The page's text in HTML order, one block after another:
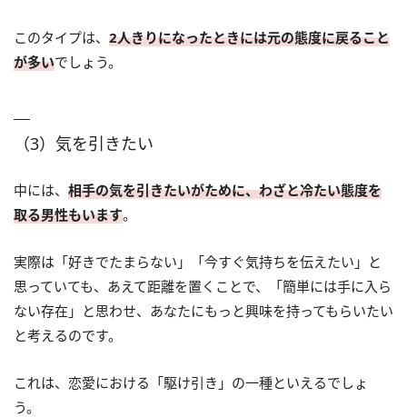
このタイプは、 2人きりになったときには元の態度に戻ること
が多いでしょう。
（3）気を引きたい
中には、 相手の気を引きたいがために、わざと冷たい態度を
取る男性もいます。
実際は「好きでたまらない」「今すぐ気持ちを伝えたい」と
思っていても、あえて距離を置くことで、「簡単には手に入ら
ない存在」と思わせ、あなたにもっと興味を持ってもらいたい
と考えるのです。
これは、恋愛における「駆け引き」の一種といえるでしょ
う。